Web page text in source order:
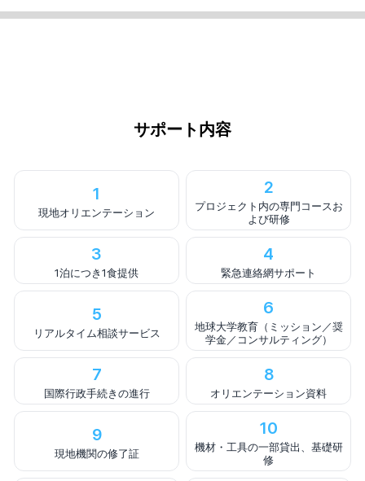
サポート内容
1
現地オリエンテーション
2
プロジェクト内の専門コースお
よび研修
3
1泊につき1食提供
4
緊急連絡網サポート
5
リアルタイム相談サービス
6
地球大学教育（ミッション／奨
学金／コンサルティング）
7
国際行政手続きの進行
8
オリエンテーション資料
9
現地機関の修了証
10
機材・工具の一部貸出、基礎研
修